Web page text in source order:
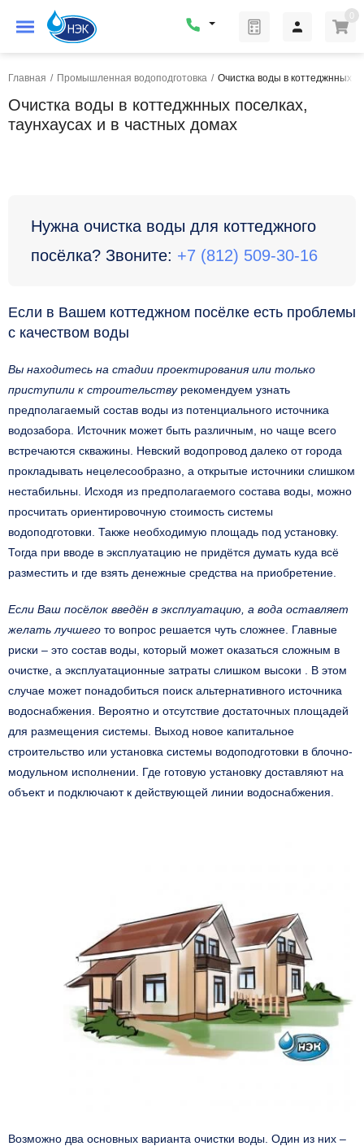
0
Главная / Промышленная водоподготовка / Очистка воды в коттеджнных
Очистка воды в коттеджнных поселках,
таунхаусах и в частных домах
Нужна очистка воды для коттеджного
посёлка? Звоните: +7 (812) 509-30-16
Если в Вашем коттеджном посёлке есть проблемы
с качеством воды
Вы находитесь на стадии проектирования или только
приступили к строительствурекомендуем узнать
предполагаемый состав воды из потенциального источника
водозабора. Источник может быть различным, но чаще всего
встречаются скважины. Невский водопровод далеко от города
прокладывать нецелесообразно, а открытые источники слишком
нестабильны. Исходя из предполагаемого состава воды, можно
просчитать ориентировочную стоимость системы
водоподготовки. Также необходимую площадь под установку.
Тогда при вводе в эксплуатацию не придётся думать куда всё
разместить и где взять денежные средства на приобретение.
Если Ваш посёлок введён в эксплуатацию, а вода оставляет
желать лучшего то вопрос решается чуть сложнее. Главные
риски – это состав воды, который может оказаться сложным в
очистке, а эксплуатационные затраты слишком высоки . В этом
случае может понадобиться поиск альтернативного источника
водоснабжения. Вероятно и отсутствие достаточных площадей
для размещения системы. Выход новое капитальное
строительство или установка системы водоподготовки в блочно-
модульном исполнении. Где готовую установку доставляют на
объект и подключают к действующей линии водоснабжения.
Возможно два основных варианта очистки воды. Один из них –